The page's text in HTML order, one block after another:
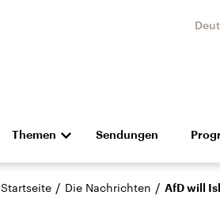
Themen
Die Nachrichten Politik
Hörspiel und Feature Musik
Sendungen
Startseite / Die Nachrichten / AfD will